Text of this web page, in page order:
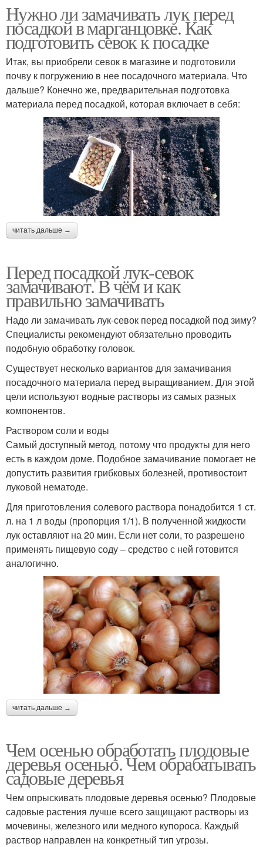
Нужно ли замачивать лук перед
посадкой в марганцовке. Как
подготовить севок к посадке
Итак, вы приобрели севок в магазине и подготовили
почву к погружению в нее посадочного материала. Что
дальше? Конечно же, предварительная подготовка
материала перед посадкой, которая включает в себя:
читать дальше →
Перед посадкой лук-севок
замачивают. В чём и как
правильно замачивать
Надо ли замачивать лук-севок перед посадкой под зиму?
Специалисты рекомендуют обязательно проводить
подобную обработку головок.
Существует несколько вариантов для замачивания
посадочного материала перед выращиванием. Для этой
цели используют водные растворы из самых разных
компонентов.
Раствором соли и воды
Самый доступный метод, потому что продукты для него
есть в каждом доме. Подобное замачивание помогает не
допустить развития грибковых болезней, противостоит
луковой нематоде.
Для приготовления солевого раствора понадобится 1 ст.
л. на 1 л воды (пропорция 1/1). В полученной жидкости
лук оставляют на 20 мин. Если нет соли, то разрешено
применять пищевую соду – средство с ней готовится
аналогично.
читать дальше →
Чем осенью обработать плодовые
деревья осенью. Чем обрабатывать
садовые деревья
Чем опрыскивать плодовые деревья осенью? Плодовые
садовые растения лучше всего защищают растворы из
мочевины, железного или медного купороса. Каждый
раствор направлен на конкретный тип угрозы.